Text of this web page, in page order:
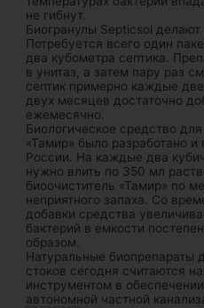
не гибнут.
Биогранулы Septicsol
Потребуется всего один
два кубометра септика.
в унитаз, а затем пару раз
септик примерно каждые
двух месяцев достаточно
ежемесячно.
Биологическое средство
«Тамир» было разработано и
России. На каждые два
нужно влить по 350 мл
биоочиститель «Тамир» по
неприятного запаха. Со
добавки средства
бактерий в емкости
образом.
Натуральные биопрепараты
стоков сегодня считаются
инструментом в
автономной частной